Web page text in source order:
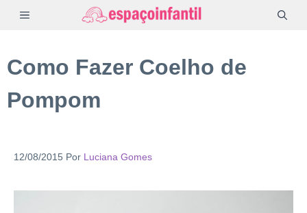
Pular
conteúdo
MENU
Como Fazer Coelho de
Pompom
12/08/2015 Por Luciana Gomes